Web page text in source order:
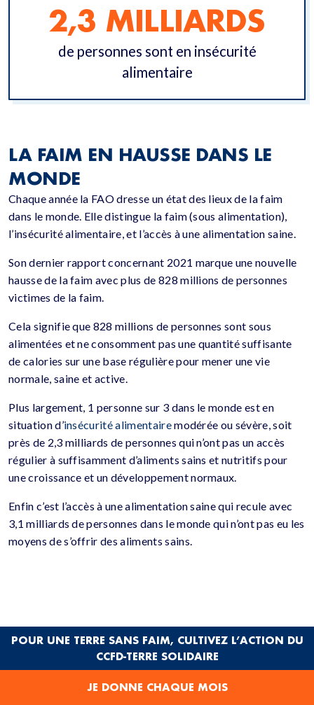
2,3 MILLIARDS
de personnes sont en insécurité
alimentaire
LA FAIM EN HAUSSE DANS LE
MONDE
Chaque année la FAO dresse un état des lieux de la faim
dans le monde. Elle distingue la faim (sous alimentation),
l’insécurité alimentaire, et l’accès à une alimentation saine.
Son dernier rapport concernant 2021 marque une nouvelle
hausse de la faim avec plus de 828 millions de personnes
victimes de la faim.
Cela signifie que 828 millions de personnes sont sous
alimentées et ne consomment pas une quantité suffisante
de calories sur une base régulière pour mener une vie
normale, saine et active.
Plus largement, 1 personne sur 3 dans le monde est en
situation d’insécurité alimentairemodérée ou sévère, soit
près de 2,3 milliards de personnes qui n’ont pas un accès
régulier à suffisamment d’aliments sains et nutritifs pour
une croissance et un développement normaux.
Enfin c’est l’accès à une alimentation saine qui recule avec
3,1 milliards de personnes dans le monde qui n’ont pas eu les
moyens de s’offrir des aliments sains.
POUR UNE TERRE SANS FAIM, CULTIVEZ L’ACTION DU
CCFD-TERRE SOLIDAIRE
JE DONNE CHAQUE MOIS